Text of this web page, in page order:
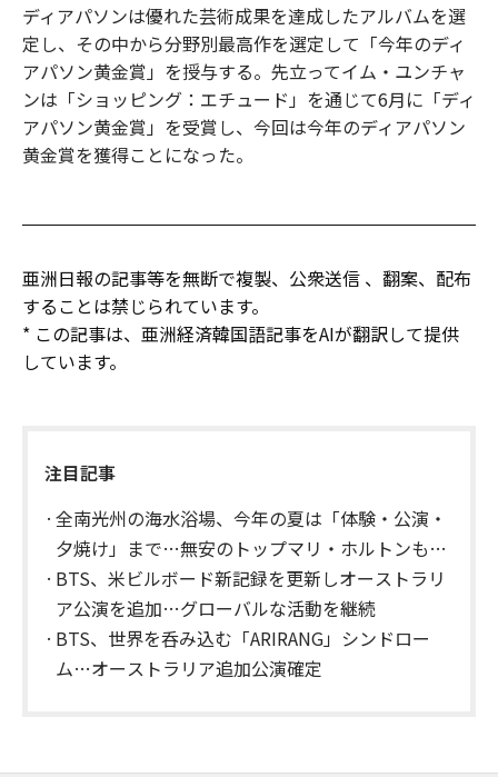
ディアパソンは優れた芸術成果を達成したアルバムを選
定し、その中から分野別最高作を選定して「今年のディ
アパソン黄金賞」を授与する。先立ってイム・ユンチャ
ンは「ショッピング：エチュード」を通じて6月に「ディ
アパソン黄金賞」を受賞し、今回は今年のディアパソン
黄金賞を獲得ことになった。
亜洲日報の記事等を無断で複製、公衆送信 、翻案、配布
することは禁じられています。
* この記事は、亜洲経済韓国語記事をAIが翻訳して提供
しています。
注目記事
全南光州の海水浴場、今年の夏は「体験・公演・
夕焼け」まで…無安のトップマリ・ホルトンも人
気
BTS、米ビルボード新記録を更新しオーストラリ
ア公演を追加…グローバルな活動を継続
BTS、世界を呑み込む「ARIRANG」シンドロー
ム…オーストラリア追加公演確定